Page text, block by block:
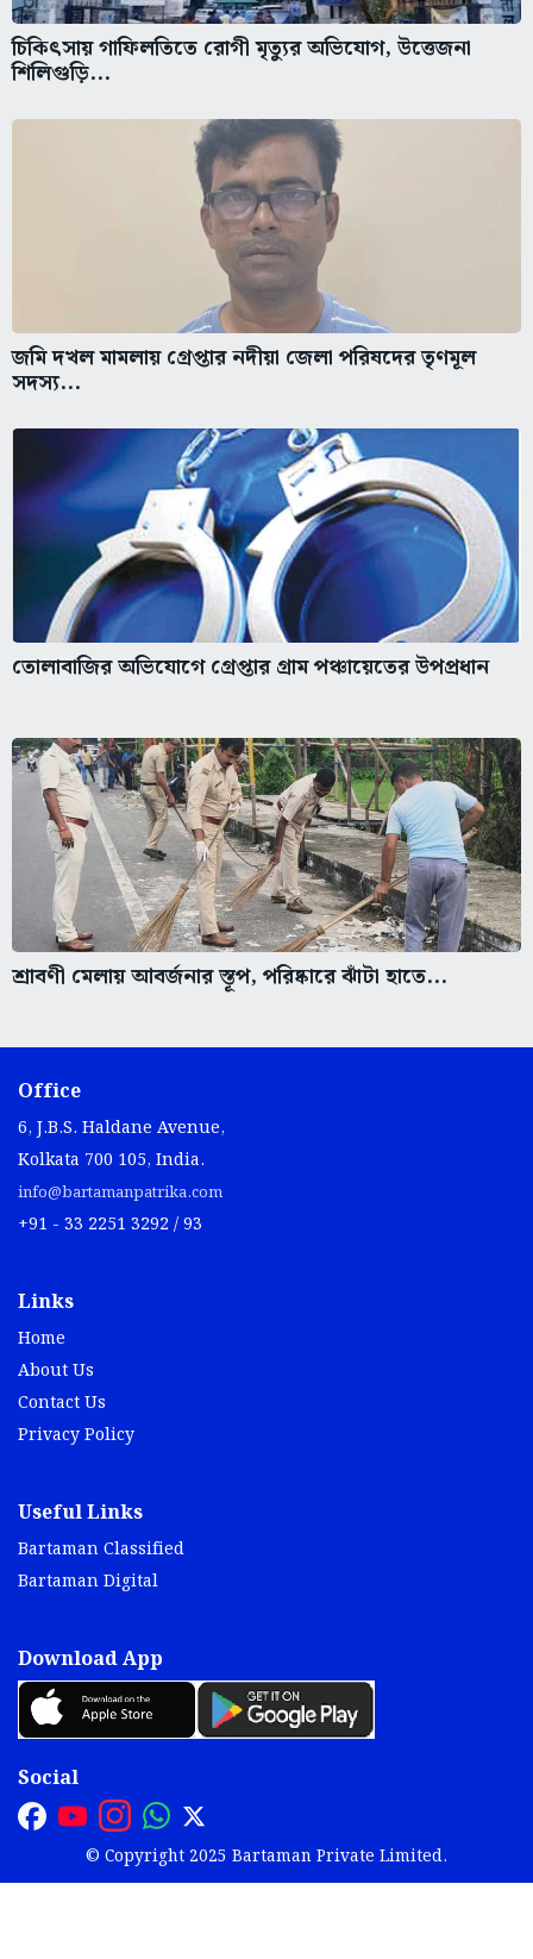
চিকিৎসায় গাফিলতিতে রোগী মৃত্যুর অভিযোগ, উত্তেজনা
শিলিগুড়ি...
জমি দখল মামলায় গ্রেপ্তার নদীয়া জেলা পরিষদের তৃণমূল
সদস্য...
তোলাবাজির অভিযোগে গ্রেপ্তার গ্রাম পঞ্চায়েতের উপপ্রধান
শ্রাবণী মেলায় আবর্জনার স্তূপ, পরিষ্কারে ঝাঁটা হাতে...
Office
6, J.B.S. Haldane Avenue,
Kolkata 700 105, India.
info@bartamanpatrika.com
+91 - 33 2251 3292 / 93
Links
Home
About Us
Contact Us
Privacy Policy
Useful Links
Bartaman Classified
Bartaman Digital
Download App
Social
© Copyright 2025 Bartaman Private Limited.